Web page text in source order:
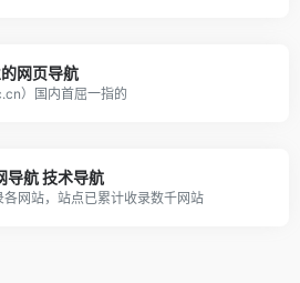
网页导航
）国内首屈一指的
导航 技术导航
网站，站点已累计收录数千网站